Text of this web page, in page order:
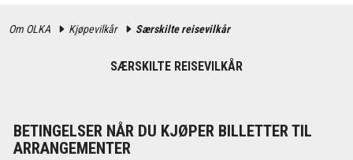
Om OLKA Kjøpevilkår Særskilte reisevilkår
SÆRSKILTE REISEVILKÅR
BETINGELSER NÅR DU KJØPER BILLETTER TIL
ARRANGEMENTER